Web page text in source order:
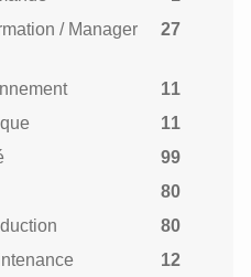
27
11
11
99
80
80
12